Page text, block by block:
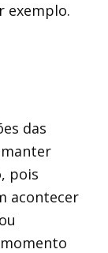
exemplo.
das
manter
pois
acontecer